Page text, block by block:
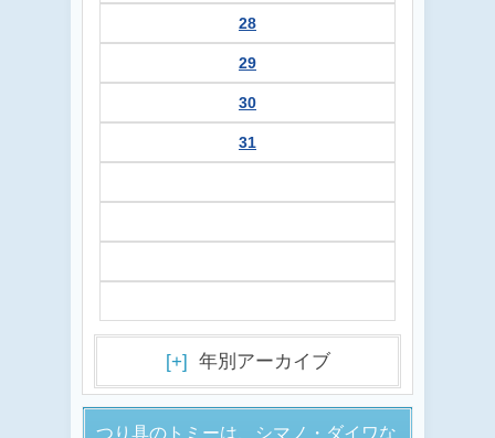
28
29
30
31
[+] 年別アーカイブ
つり具のトミーは、シマノ・ダイワな